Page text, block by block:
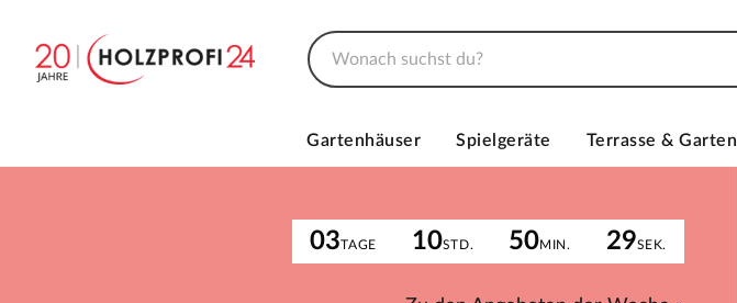
Gartenhäuser Spielgeräte Terrasse & Garten
03TAGE 10STD. 50MIN. 29SEK.